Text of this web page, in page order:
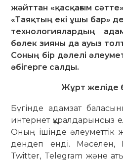
жәйттан «қасқағым
«Таяқтың екі ұшы бар»
технологиялардың
бөлек зияны да ауыз
Соның бір дәлелі
әбігерге салды.
Жұрт желіде
Бүгінде адамзат
интернет құралдарынсыз
Оның ішінде әлеу­меттік
дендеп енді. Мәселен,
Twit­ter, Telegram және